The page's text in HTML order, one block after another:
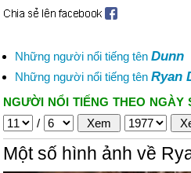
Những người nổi tiếng tên Dunn
Những người nổi tiếng tên Ryan
NGƯỜI NỔI TIẾNG THEO NGÀY
/
Một số hình ảnh về